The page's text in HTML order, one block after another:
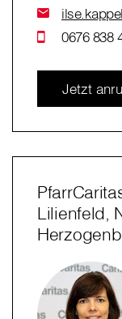
0676 838
Jetzt
Lilienfeld,